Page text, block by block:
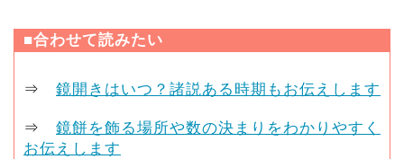
■合わせて読みたい
⇒ 鏡開きはいつ？諸説ある時期もお伝えします
⇒ 鏡餅を飾る場所や数の決まりをわかりやすく
お伝えします